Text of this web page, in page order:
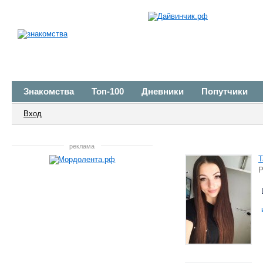
Знакомства Топ-100 Дневники Попутчики
Вход
реклама